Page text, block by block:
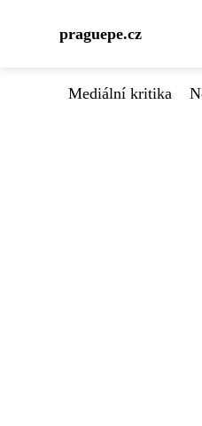
praguepe.cz
Mediální kritika